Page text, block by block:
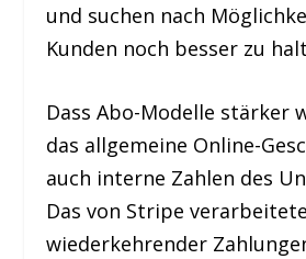
und suchen nach
Kunden noch besser zu
Dass Abo-Modelle stärker
das allgemeine Online-
auch interne Zahlen des
Das von Stripe
wiederkehrender